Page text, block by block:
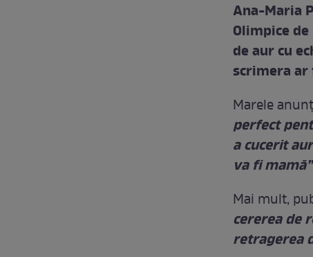
Ana-Maria
Olimpice
de aur cu
scrimera ar
Marele
perfect
a cucerit
va fi mamă”
Mai mult,
cererea de
retragerea